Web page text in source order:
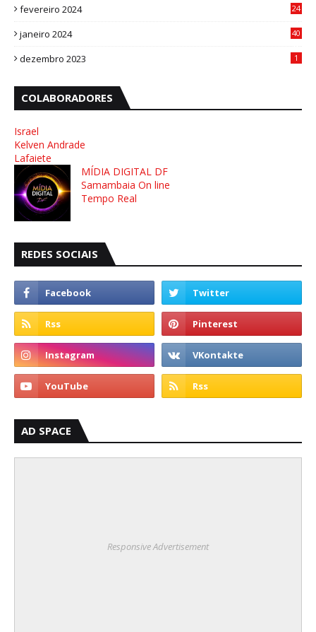
fevereiro 2024
24
janeiro 2024
40
dezembro 2023 1
COLABORADORES
Israel
Kelven Andrade
Lafaiete
MÍDIA DIGITAL DF
Samambaia On line
Tempo Real
REDES SOCIAIS
AD SPACE
Responsive Advertisement